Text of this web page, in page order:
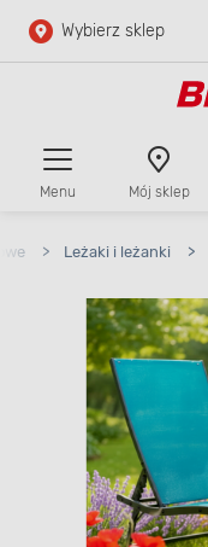
Przejdź do
Wybierz sklep
Menu Mój sklep
> Leżaki i leżanki >